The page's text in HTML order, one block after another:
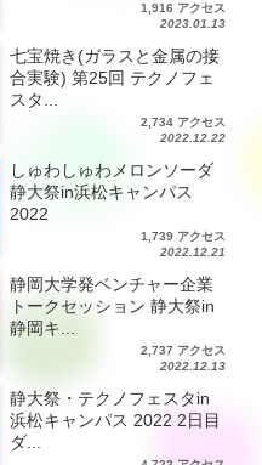
1,916 アクセス
2023.01.13
七宝焼き(ガラスと金属の接
合実験) 第25回 テクノフェ
スタ...
2,734 アクセス
2022.12.22
しゅわしゅわメロンソーダ
静大祭in浜松キャンパス
2022
1,739 アクセス
2022.12.21
静岡大学発ベンチャー企業
トークセッション 静大祭in
静岡キ...
2,737 アクセス
2022.12.13
静大祭・テクノフェスタin
浜松キャンパス 2022 2日目
ダ...